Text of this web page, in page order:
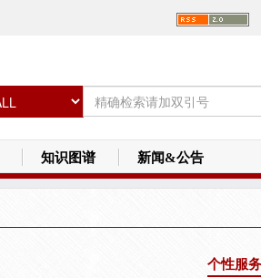
知识图谱 新闻&公告
个性服务